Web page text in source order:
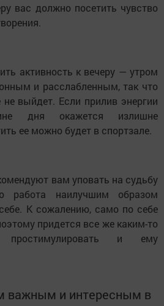
вас должно посетить чувство
активность к вечеру — утром
и расслабленным, так что
выйдет. Если прилив энергии
дня окажется излишне
ее можно будет в спортзале.
вам уповать на судьбу
наилучшим образом
К сожалению, само по себе
придется все же каким-то
простимулировать и ему
важным и интересным в